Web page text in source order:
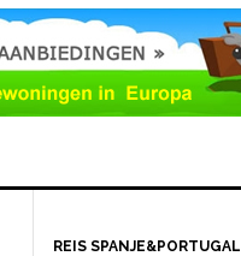
REIS SPANJE&PORTUGAL